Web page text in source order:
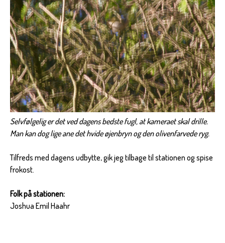
Selvfølgelig er det ved dagens bedste fugl, at kameraet skal drille.
Man kan dog lige ane det hvide øjenbryn og den olivenfarvede ryg.
Tilfreds med dagens udbytte, gik jeg tilbage til stationen og spise
frokost.
Folk på stationen:
Joshua Emil Haahr